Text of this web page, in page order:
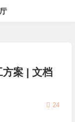
方案 | 文档
24